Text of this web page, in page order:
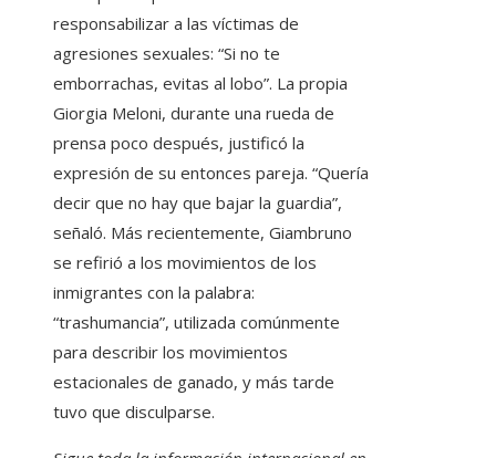
responsabilizar a las víctimas de
agresiones sexuales: “Si no te
emborrachas, evitas al lobo”. La propia
Giorgia Meloni, durante una rueda de
prensa poco después, justificó la
expresión de su entonces pareja. “Quería
decir que no hay que bajar la guardia”,
señaló. Más recientemente, Giambruno
se refirió a los movimientos de los
inmigrantes con la palabra:
“trashumancia”, utilizada comúnmente
para describir los movimientos
estacionales de ganado, y más tarde
tuvo que disculparse.